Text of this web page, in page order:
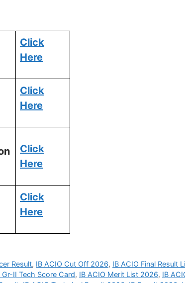
Click
Here
Click
Here
Click
Here
Click
Here
Result, IB ACIO Cut Off 2026, IB ACIO Final Result
Gr-II Tech Score Card, IB ACIO Merit List 2026, IB